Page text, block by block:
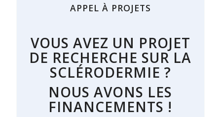
APPEL À PROJETS
VOUS AVEZ UN PROJET
DE RECHERCHE SUR LA
SCLÉRODERMIE ?
NOUS AVONS LES
FINANCEMENTS !